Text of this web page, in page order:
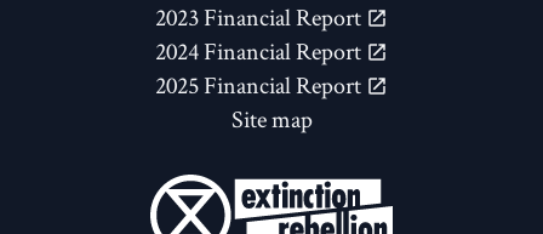
2023 Financial Report
2024 Financial Report
2025 Financial Report
Site map